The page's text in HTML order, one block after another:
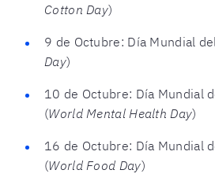
Cotton Day)
9 de Octubre: Día Mundial
Day)
10 de Octubre: Día Mundial
(World Mental Health Day)
16 de Octubre: Día Mundial
(World Food Day)